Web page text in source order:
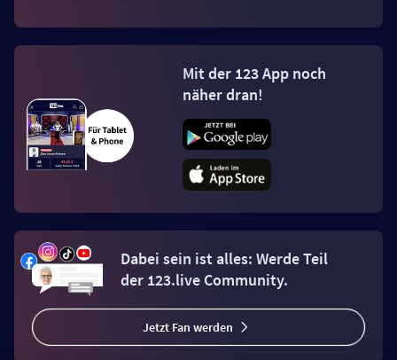
Mit der 123 App noch
näher dran!
Dabei sein ist alles: Werde Teil
der 123.live Community.
Jetzt Fan werden